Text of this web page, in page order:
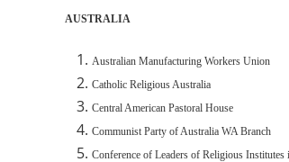
AUSTRALIA
Australian Manufacturing Workers Union
Catholic Religious Australia
Central American Pastoral House
Communist Party of Australia WA Branch
Conference of Leaders of Religious